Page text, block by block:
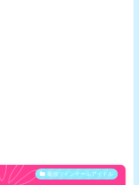
最強ツインテールアイドル